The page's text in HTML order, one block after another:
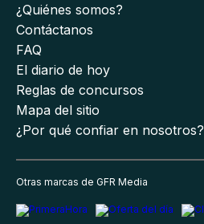
¿Quiénes somos?
Contáctanos
FAQ
El diario de hoy
Reglas de concursos
Mapa del sitio
¿Por qué confiar en nosotros?
Otras marcas de GFR Media